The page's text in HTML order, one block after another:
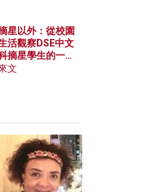
星以外：從校園
活觀察DSE中文
摘星學生的一點
質
文